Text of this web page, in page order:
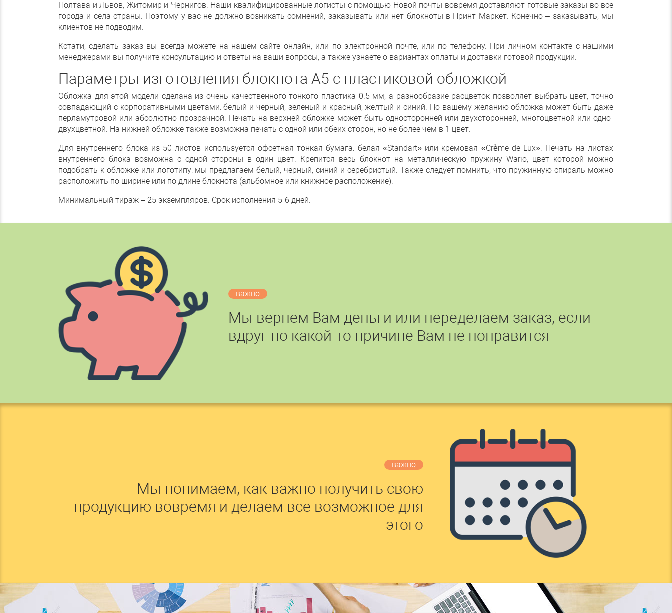
Полтава и Львов, Житомир и Чернигов. Наши квалифицированные логисты с помощью Новой почты вовремя доставляют готовые заказы во все
города и села страны. Поэтому у вас не должно возникать сомнений, заказывать или нет блокноты в Принт Маркет. Конечно – заказывать, мы
клиентов не подводим.
Кстати, сделать заказ вы всегда можете на нашем сайте онлайн, или по электронной почте, или по телефону. При личном контакте с нашими
менеджерами вы получите консультацию и ответы на ваши вопросы, а также узнаете о вариантах оплаты и доставки готовой продукции.
Параметры изготовления блокнота А5 с пластиковой обложкой
Обложка для этой модели сделана из очень качественного тонкого пластика 0.5 мм, а разнообразие расцветок позволяет выбрать цвет, точно
совпадающий с корпоративными цветами: белый и черный, зеленый и красный, желтый и синий. По вашему желанию обложка может быть даже
перламутровой или абсолютно прозрачной. Печать на верхней обложке может быть односторонней или двухсторонней, многоцветной или одно-
двухцветной. На нижней обложке также возможна печать с одной или обеих сторон, но не более чем в 1 цвет.
Для внутреннего блока из 50 листов используется офсетная тонкая бумага: белая «Standart» или кремовая «Crème de Lux». Печать на листах
внутреннего блока возможна с одной стороны в один цвет. Крепится весь блокнот на металлическую пружину Wario, цвет которой можно
подобрать к обложке или логотипу: мы предлагаем белый, черный, синий и серебристый. Также следует помнить, что пружинную спираль можно
расположить по ширине или по длине блокнота (альбомное или книжное расположение).
Минимальный тираж – 25 экземпляров. Срок исполнения 5-6 дней.
важно
Мы вернем Вам деньги или переделаем заказ, если
вдруг по какой-то причине Вам не понравится
важно
Мы понимаем, как важно получить свою
продукцию вовремя и делаем все возможное для
этого